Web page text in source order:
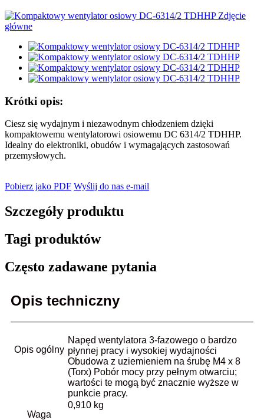
Krótki opis:
Ciesz się wydajnym i niezawodnym chłodzeniem dzięki
kompaktowemu wentylatorowi osiowemu DC 6314/2 TDHHP.
Idealny do elektroniki, obudów i wymagających zastosowań
przemysłowych.
Pobierz jako PDF Wyślij do nas e-mail
Szczegóły produktu
Tagi produktów
Często zadawane pytania
Opis techniczny
Opis ogólny
Napęd wentylatora 3-fazowego o bardzo
płynnej pracy i wysokiej wydajności
Obudowa z uziemieniem na śrubę M4 x 8
(Torx) Pobór mocy przy pełnym otwarciu;
wartości te mogą być znacznie wyższe w
punkcie pracy.
Waga
0,910 kg